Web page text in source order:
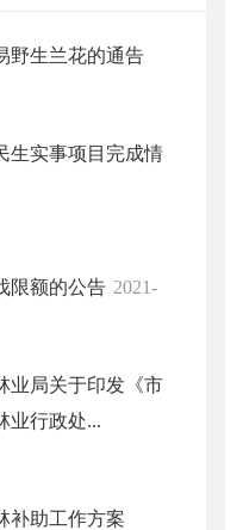
野生兰花的通告
生实事项目完成情
限额的公告 2021-
业局关于印发《市
业行政处...
补助工作方案